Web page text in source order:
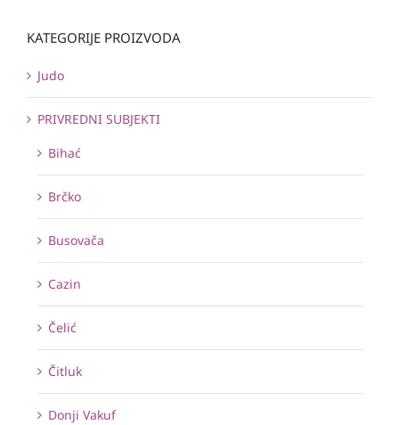
KATEGORIJE PROIZVODA
Judo
PRIVREDNI SUBJEKTI
Bihać
Brčko
Busovača
Cazin
Čelić
Čitluk
Donji Vakuf